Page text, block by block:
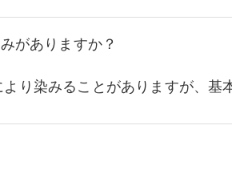
がありますか？
り染みることがありますが、基